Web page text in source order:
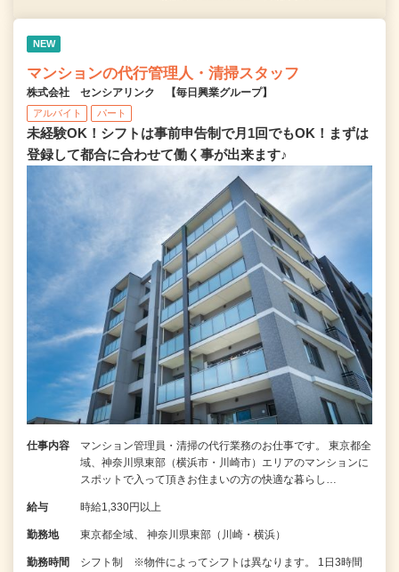
NEW
マンションの代行管理人・清掃スタッフ
株式会社 センシアリンク 【毎日興業グループ】
アルバイト パート
未経験OK！シフトは事前申告制で月1回でもOK！まずは
登録して都合に合わせて働く事が出来ます♪
仕事内容
マンション管理員・清掃の代行業務のお仕事です。 東京都全
域、神奈川県東部（横浜市・川崎市）エリアのマンションに
スポットで入って頂きお住まいの方の快適な暮らし…
給与 時給1,330円以上
勤務地 東京都全域、 神奈川県東部（川崎・横浜）
勤務時間
シフト制 ※物件によってシフトは異なります。 1日3時間